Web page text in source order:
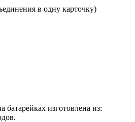
в одну карточку)
батарейках изготовлена из: